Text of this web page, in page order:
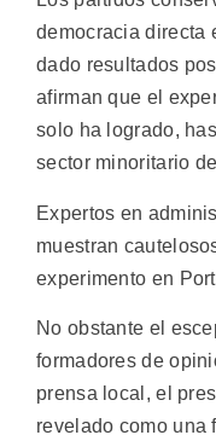
democracia directa
dado resultados
afirman que el
solo ha logrado,
sector minoritario
Expertos en
muestran
experimento en
No obstante el
formadores de
prensa local, el
revelado como una